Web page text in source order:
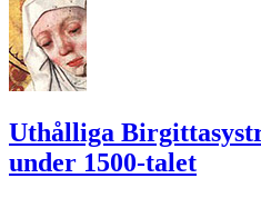
Uthålliga
under 1500-talet